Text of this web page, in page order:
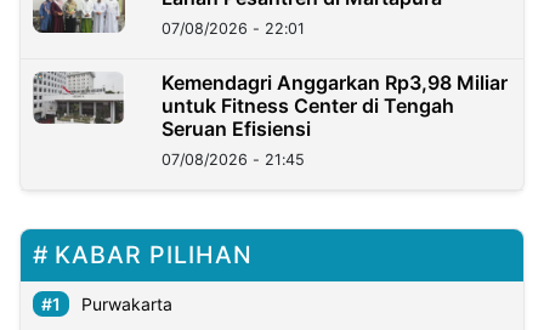
07/08/2026 - 22:01
Kemendagri Anggarkan Rp3,98 Miliar
untuk Fitness Center di Tengah
Seruan Efisiensi
07/08/2026 - 21:45
KABAR PILIHAN
Purwakarta